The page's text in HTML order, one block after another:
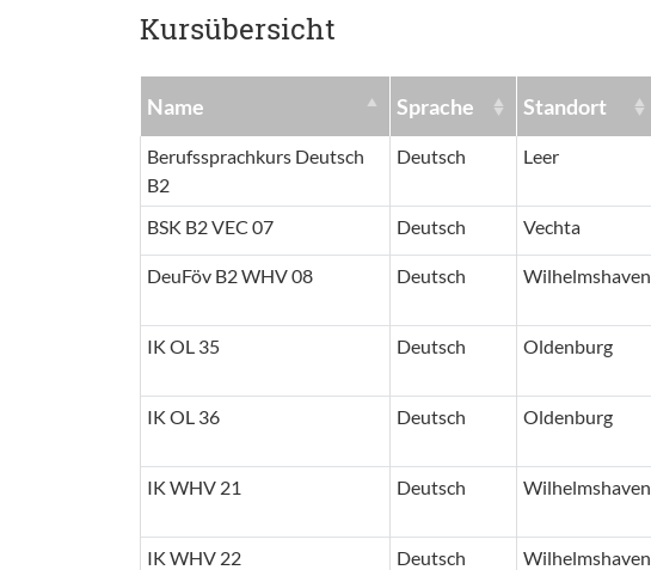
Kursübersicht
Name Sprache Standort
Berufssprachkurs Deutsch
B2
Deutsch Leer
BSK B2 VEC 07 Deutsch Vechta
DeuFöv B2 WHV 08 Deutsch Wilhelmshaven
IK OL 35 Deutsch Oldenburg
IK OL 36 Deutsch Oldenburg
IK WHV 21 Deutsch Wilhelmshaven
IK WHV 22 Deutsch Wilhelmshaven